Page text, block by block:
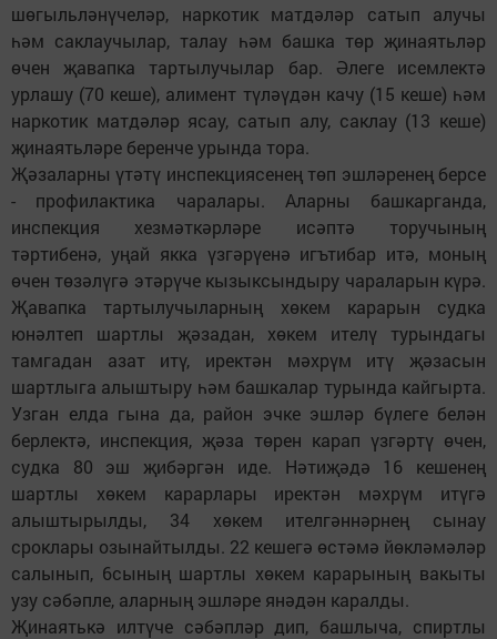
шөгыльләнүчеләр, наркотик матдәләр сатып алучы
һәм саклаучылар, талау һәм башка төр җинаятьләр
өчен җавапка тартылучылар бар. Әлеге исемлектә
урлашу (70 кеше), алимент түләүдән качу (15 кеше) һәм
наркотик матдәләр ясау, сатып алу, саклау (13 кеше)
җинаятьләре беренче урында тора.
Җәзаларны үтәтү инспекциясенең төп эшләренең берсе
- профилактика чаралары. Аларны башкарганда,
инспекция хезмәткәрләре исәптә торучының
тәртибенә, уңай якка үзгәрүенә игътибар итә, моның
өчен төзәлүгә этәрүче кызыксындыру чараларын күрә.
Җавапка тартылучыларның хөкем карарын судка
юнәлтеп шартлы җәзадан, хөкем ителү турындагы
тамгадан азат итү, иректән мәхрүм итү җәзасын
шартлыга алыштыру һәм башкалар турында кайгырта.
Узган елда гына да, район эчке эшләр бүлеге белән
берлектә, инспекция, җәза төрен карап үзгәртү өчен,
судка 80 эш җибәргән иде. Нәтиҗәдә 16 кешенең
шартлы хөкем карарлары иректән мәхрүм итүгә
алыштырылды, 34 хөкем ителгәннәрнең сынау
сроклары озынайтылды. 22 кешегә өстәмә йөкләмәләр
салынып, 6сының шартлы хөкем карарының вакыты
узу сәбәпле, аларның эшләре янәдән каралды.
Җинаятькә илтүче сәбәпләр дип, башлыча, спиртлы